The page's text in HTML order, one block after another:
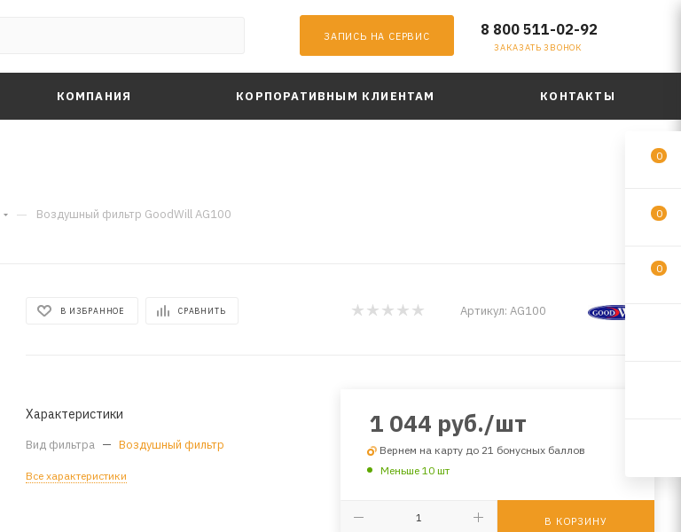
ЗАПИСЬ НА СЕРВИС 8 800 511-02-92
ЗАКАЗАТЬ ЗВОНОК
КОМПАНИЯ КОРПОРАТИВНЫМ КЛИЕНТАМ КОНТАКТЫ
— Воздушный фильтр GoodWill AG100
В ИЗБРАННОЕ СРАВНИТЬ Артикул: AG100
Характеристики
Вид фильтра — Воздушный фильтр
Все характеристики
1 044 руб./шт
Вернем на карту до 21 бонусных баллов
Меньше 10 шт
В КОРЗИНУ
0
0
0